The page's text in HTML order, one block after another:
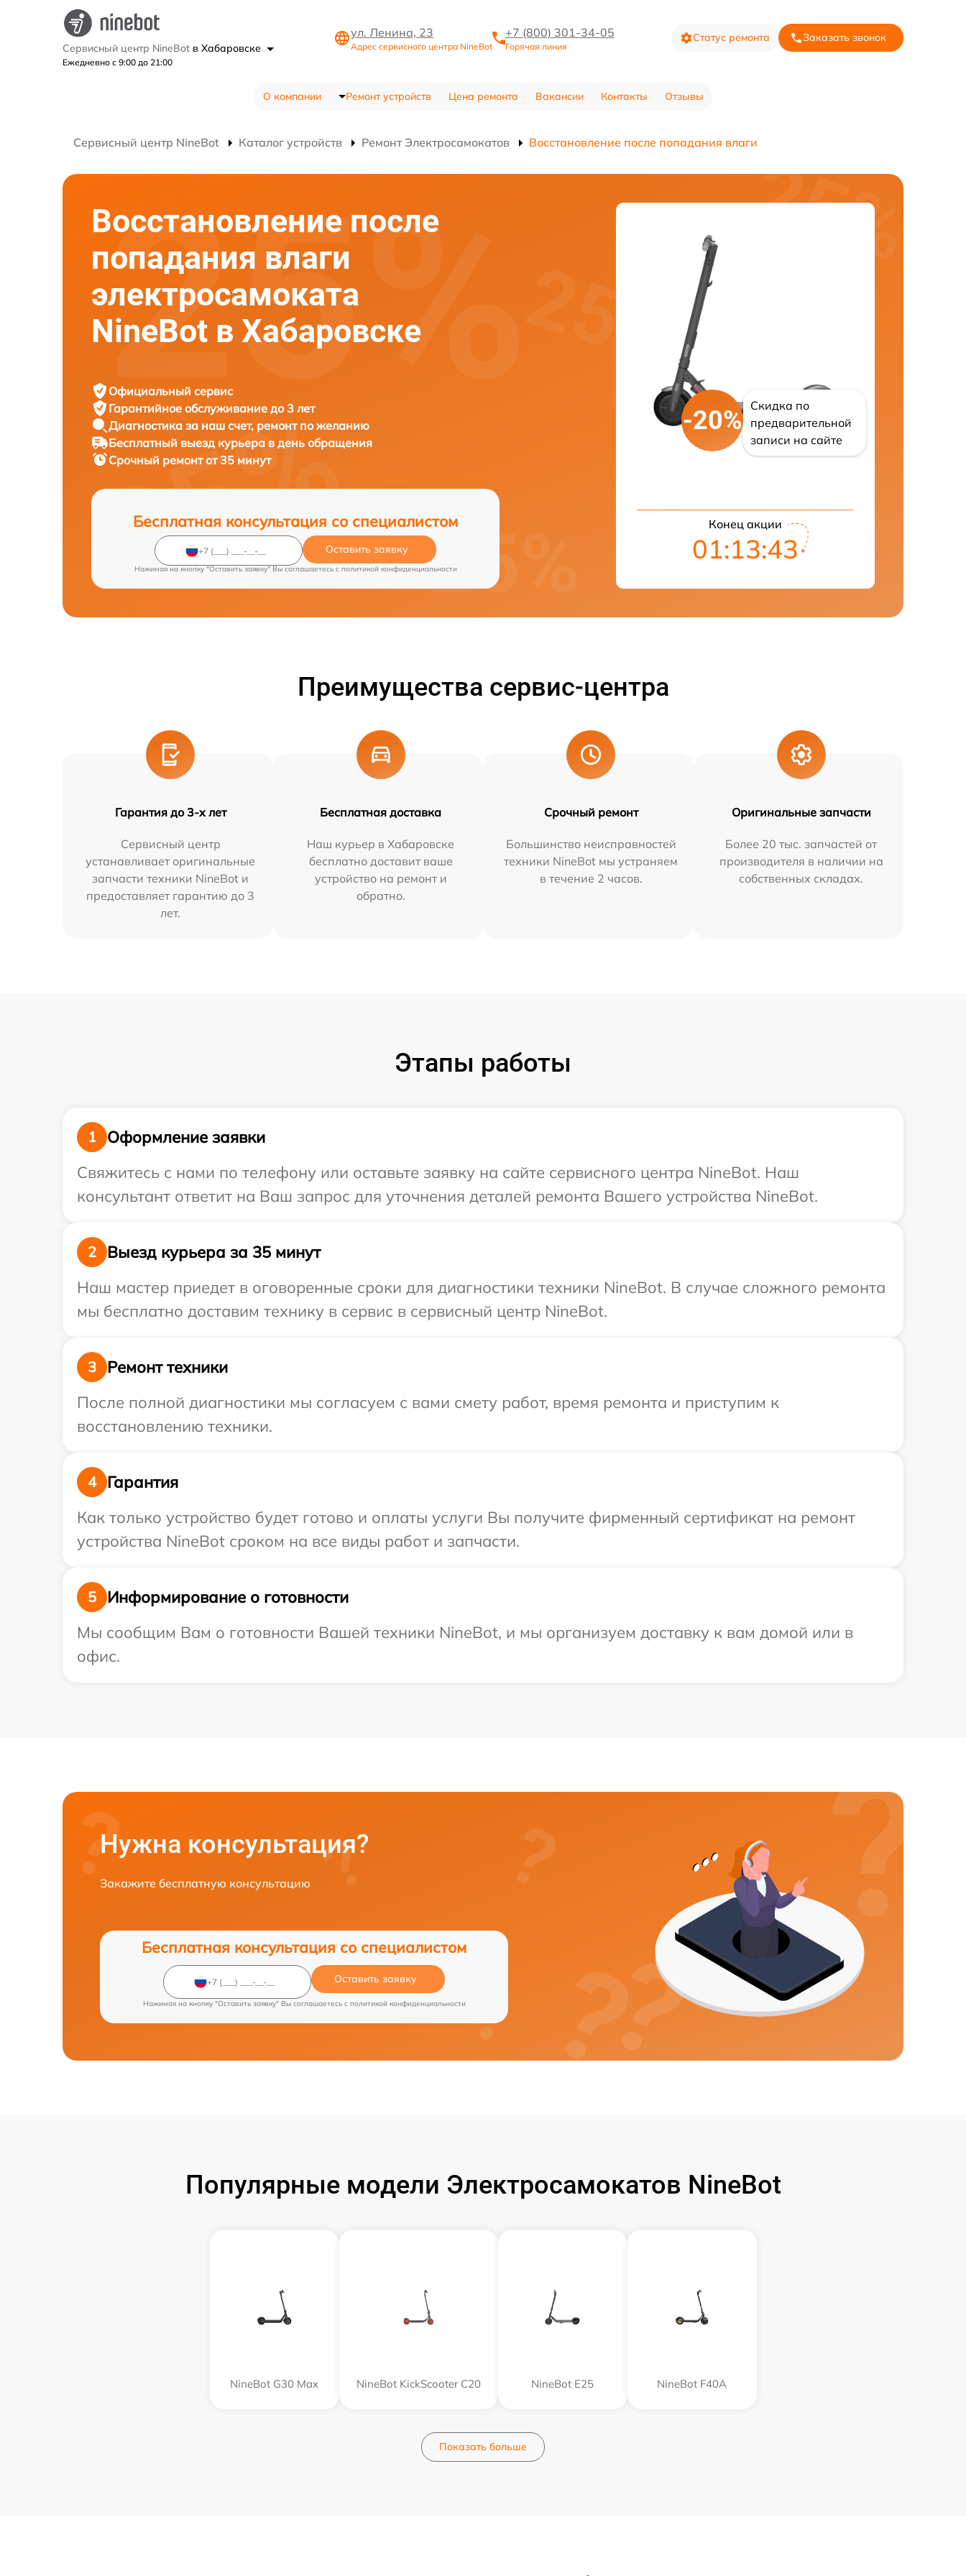
Сервисный центр NineBot в Хабаровске
Ежедневно с 9:00 до 21:00
ул. Ленина, 23
Адрес сервисного центра NineBot
+7 (800) 301-34-05
Горячая линия
Статус ремонта Заказать звонок
О компании Ремонт устройств Цена ремонта Вакансии Контакты Отзывы
Сервисный центр NineBot Каталог устройств Ремонт Электросамокатов Восстановление после попадания влаги
Восстановление после
попадания влаги
электросамоката
NineBot в Хабаровске
Официальный сервис
Гарантийное обслуживание до 3 лет
Диагностика за наш счет, ремонт по желанию
Бесплатный выезд курьера в день обращения
Срочный ремонтот 35 минут
Бесплатная консультация со специалистом
Оставить заявку
Нажимая на кнопку "Оставить заявку" Вы соглашаетесь c политикой конфиденциальности
-20%
Скидка по
предварительной
записи на сайте
Конец акции
01:13:42
Преимущества сервис-центра
Гарантия до 3-х лет
Сервисный центр
устанавливает оригинальные
запчасти техники NineBot и
предоставляет гарантию до 3
лет.
Бесплатная доставка
Наш курьер в Хабаровске
бесплатно доставит ваше
устройство на ремонт и
обратно.
Срочный ремонт
Большинство неисправностей
техники NineBot мы устраняем
в течение 2 часов.
Оригинальные запчасти
Более 20 тыс. запчастей от
производителя в наличии на
собственных складах.
Этапы работы
1
Оформление заявки
Свяжитесь с нами по телефону или оставьте заявку на сайте сервисного центра NineBot. Наш
консультант ответит на Ваш запрос для уточнения деталей ремонта Вашего устройства NineBot.
2
Выезд курьера за 35 минут
Наш мастер приедет в оговоренные сроки для диагностики техники NineBot. В случае сложного ремонта
мы бесплатно доставим технику в сервис в сервисный центр NineBot.
3
Ремонт техники
После полной диагностики мы согласуем с вами смету работ, время ремонта и приступим к
восстановлению техники.
4
Гарантия
Как только устройство будет готово и оплаты услуги Вы получите фирменный сертификат на ремонт
устройства NineBot сроком на все виды работ и запчасти.
5
Информирование о готовности
Мы сообщим Вам о готовности Вашей техники NineBot, и мы организуем доставку к вам домой или в
офис.
Нужна консультация?
Закажите бесплатную консультацию
Бесплатная консультация со специалистом
Оставить заявку
Нажимая на кнопку "Оставить заявку" Вы соглашаетесь c политикой конфиденциальности
Популярные модели Электросамокатов NineBot
NineBot G30 Max NineBot KickScooter C20 NineBot E25 NineBot F40A
Показать больше